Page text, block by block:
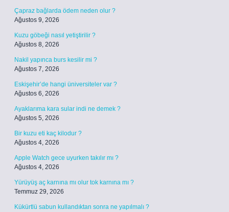
Çapraz bağlarda ödem neden olur ?
Ağustos 9, 2026
Kuzu göbeği nasıl yetiştirilir ?
Ağustos 8, 2026
Nakil yapınca burs kesilir mi ?
Ağustos 7, 2026
Eskişehir’de hangi üniversiteler var ?
Ağustos 6, 2026
Ayaklarıma kara sular indi ne demek ?
Ağustos 5, 2026
Bir kuzu eti kaç kilodur ?
Ağustos 4, 2026
Apple Watch gece uyurken takılır mı ?
Ağustos 4, 2026
Yürüyüş aç karnına mı olur tok karnına mı ?
Temmuz 29, 2026
Kükürtlü sabun kullandıktan sonra ne yapılmalı ?